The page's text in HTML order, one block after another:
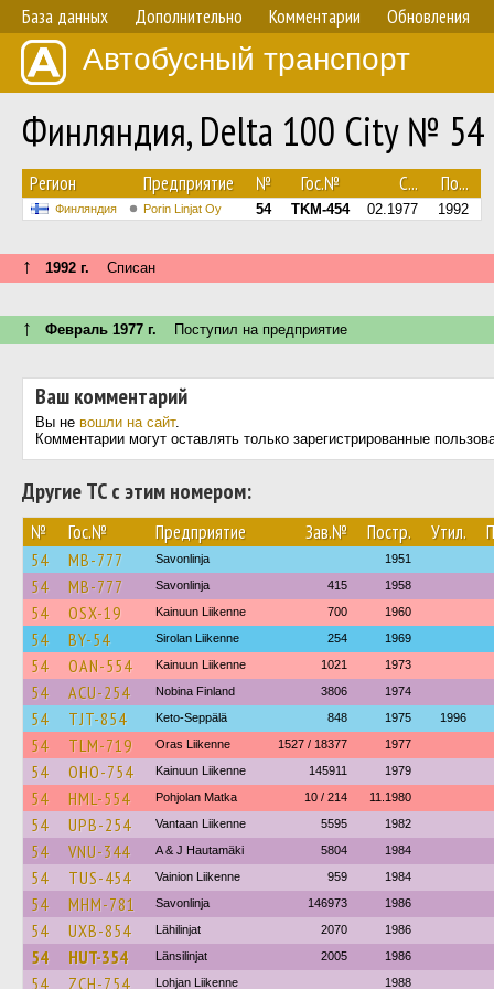
База данных Дополнительно Комментарии Обновления
Автобусный транспорт
Финляндия, Delta 100 City № 54
Регион Предприятие № Гос.№ С... По...
Финляндия Porin Linjat Oy 54 TKM-454 02.1977 1992
↑ 1992 г. Списан
↑ Февраль 1977 г. Поступил на предприятие
Ваш комментарий
Вы не вошли на сайт.
Комментарии могут оставлять только зарегистрированные
Другие ТС с этим номером:
№ Гос.№ Предприятие Зав.№ Постр. Утил.
54 MB-777 Savonlinja 1951
54 MB-777 Savonlinja 415 1958
54 OSX-19 Kainuun Liikenne 700 1960
54 BY-54 Sirolan Liikenne 254 1969
54 OAN-554 Kainuun Liikenne 1021 1973
54 ACU-254 Nobina Finland 3806 1974
54 TJT-854 Keto-Seppälä 848 1975 1996
54 TLM-719 Oras Liikenne 1527 / 18377 1977
54 OHO-754 Kainuun Liikenne 145911 1979
54 HML-554 Pohjolan Matka 10 / 214 11.1980
54 UPB-254 Vantaan Liikenne 5595 1982
54 VNU-344 A & J Hautamäki 5804 1984
54 TUS-454 Vainion Liikenne 959 1984
54 MHM-781 Savonlinja 146973 1986
54 UXB-854 Lähilinjat 2070 1986
54 HUT-354 Länsilinjat 2005 1986
54 ZCH-754 Lohjan Liikenne 1988